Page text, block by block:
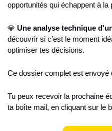
opportunités qui échappent à
💎 Une analyse technique
découvrir si c’est le moment
optimiser tes décisions.
Ce dossier complet est envoyé
Tu peux recevoir la prochaine
ta boîte mail, en cliquant sur le